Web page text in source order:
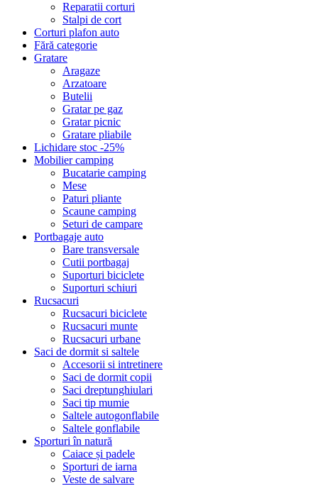
Reparatii corturi
Stalpi de cort
Corturi plafon auto
Fără categorie
Gratare
Aragaze
Arzatoare
Butelii
Gratar pe gaz
Gratar picnic
Gratare pliabile
Lichidare stoc -25%
Mobilier camping
Bucatarie camping
Mese
Paturi pliante
Scaune camping
Seturi de campare
Portbagaje auto
Bare transversale
Cutii portbagaj
Suporturi biciclete
Suporturi schiuri
Rucsacuri
Rucsacuri biciclete
Rucsacuri munte
Rucsacuri urbane
Saci de dormit si saltele
Accesorii si intretinere
Saci de dormit copii
Saci dreptunghiulari
Saci tip mumie
Saltele autogonflabile
Saltele gonflabile
Sporturi în natură
Caiace și padele
Sporturi de iarna
Veste de salvare